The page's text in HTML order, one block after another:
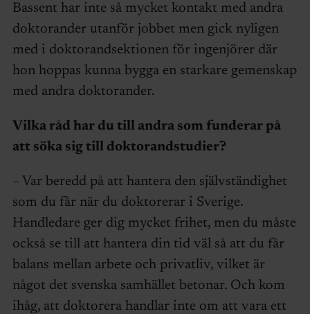
Bassent har inte så mycket kontakt med andra
doktorander utanför jobbet men gick nyligen
med i doktorandsektionen för ingenjörer där
hon hoppas kunna bygga en starkare gemenskap
med andra doktorander.
Vilka råd har du till andra som funderar på
att söka sig till doktorandstudier?
– Var beredd på att hantera den självständighet
som du får när du doktorerar i Sverige.
Handledare ger dig mycket frihet, men du måste
också se till att hantera din tid väl så att du får
balans mellan arbete och privatliv, vilket är
något det svenska samhället betonar. Och kom
ihåg, att doktorera handlar inte om att vara ett